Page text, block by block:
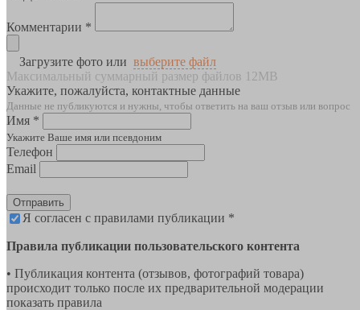
Комментарии *
Загрузите фото или выберите файл
Максимальный суммарный размер файлов 12MB
Укажите, пожалуйста, контактные данные
Данные не публикуются и нужны, чтобы ответить на ваш отзыв или вопрос
Имя *
Укажите Ваше имя или псевдоним
Телефон
Email
Отправить
Я согласен с правилами публикации *
Правила публикации пользовательского контента
• Публикация контента (отзывов, фотографий товара)
происходит только после их предварительной модерации
показать правила